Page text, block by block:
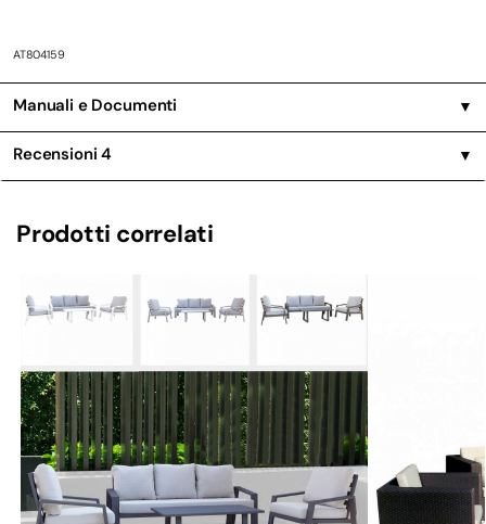
AT804159
Manuali e Documenti ▼
Recensioni4 ▼
Prodotti correlati